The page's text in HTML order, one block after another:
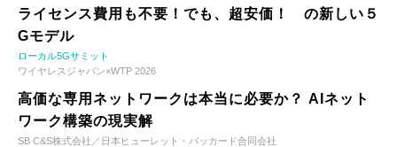
ライセンス費用も不要！でも、超安価！ の新しい５
Gモデル
ローカル5Gサミット
ワイヤレスジャパン×WTP 2026
高価な専用ネットワークは本当に必要か？ AIネット
ワーク構築の現実解
SB C&S株式会社／日本ヒューレット・パッカード合同会社